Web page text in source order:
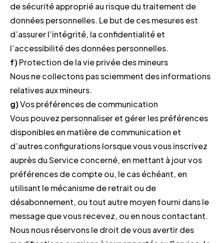
de sécurité approprié au risque du traitement de
données personnelles. Le but de ces mesures est
d’assurer l’intégrité, la confidentialité et
l’accessibilité des données personnelles.
f)Protection de la vie privée des mineurs
Nous ne collectons pas sciemment des informations
relatives aux mineurs.
g)Vos préférences de communication
Vous pouvez personnaliser et gérer les préférences
disponibles en matière de communication et
d’autres configurations lorsque vous vous inscrivez
auprès du Service concerné, en mettant à jour vos
préférences de compte ou, le cas échéant, en
utilisant le mécanisme de retrait ou de
désabonnement, ou tout autre moyen fourni dans le
message que vous recevez, ou en nous contactant.
Nous nous réservons le droit de vous avertir des